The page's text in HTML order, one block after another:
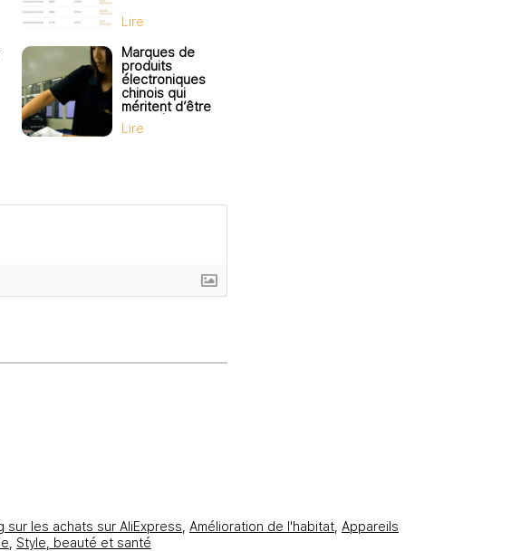
Lire
Marques de
produits
électroniques
chinois qui
méritent d’être
essayées
Lire
sur les achats sur AliExpress Amélioration de l'habitat Appareils
Style, beauté et santé